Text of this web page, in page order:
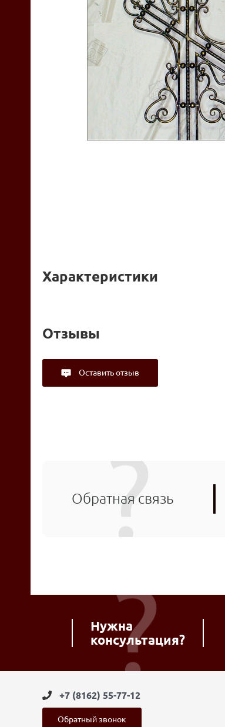
Характеристики
Отзывы
Оставить отзыв
Обратная связь
Нужна
консультация?
+7 (8162) 55-77-12
Обратный звонок